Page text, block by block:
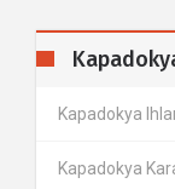
Kapadokya
Kapadokya